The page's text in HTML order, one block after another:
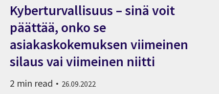
Kyberturvallisuus – sinä voit
päättää, onko se
asiakaskokemuksen viimeinen
silaus vai viimeinen niitti
2 min read 26.09.2022